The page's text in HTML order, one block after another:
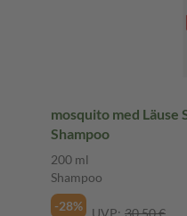
mosquito med Läuse
Shampoo
200 ml
Shampoo
-28%
UVP: 30,50 €